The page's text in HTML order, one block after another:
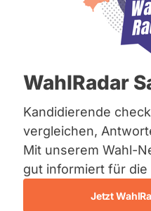
Bremen
Hamburg
Mecklenburg-
Nordrhein-
Saarland
Sachsen
Sachsen-Anhalt
Sachsen-Anhalt
Schleswig-
Thüringen
WahlRadar
Kandidierende
vergleichen,
Mit unserem Wahl-
gut informiert für die
Jetzt
Reiter
Diese Politikerin hat kein
Mandat und keine
oder EU-Ebene.
Wahlliste werden